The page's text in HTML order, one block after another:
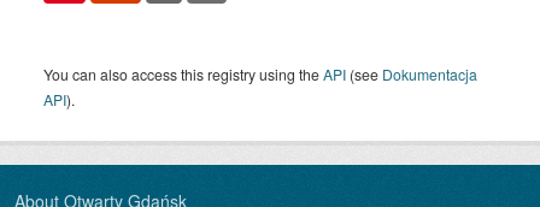
You can also access this registry using theAPI (see Dokumentacja
API).
About Otwarty Gdańsk